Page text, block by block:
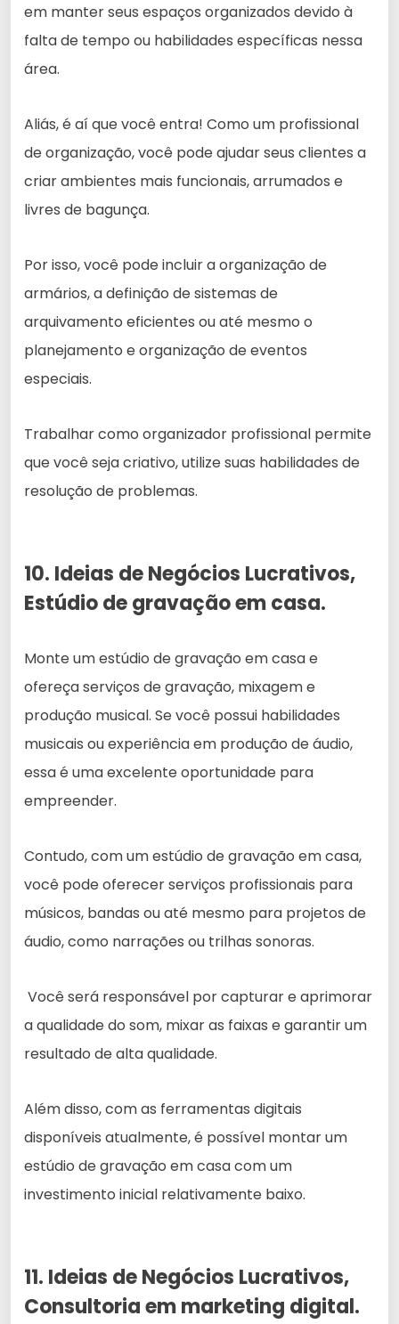
em manter seus espaços organizados devido à
falta de tempo ou habilidades específicas nessa
área.
Aliás, é aí que você entra! Como um profissional
de organização, você pode ajudar seus clientes a
criar ambientes mais funcionais, arrumados e
livres de bagunça.
Por isso, você pode incluir a organização de
armários, a definição de sistemas de
arquivamento eficientes ou até mesmo o
planejamento e organização de eventos
especiais.
Trabalhar como organizador profissional permite
que você seja criativo, utilize suas habilidades de
resolução de problemas.
10. Ideias de Negócios Lucrativos,
Estúdio de gravação em casa.
Monte um estúdio de gravação em casa e
ofereça serviços de gravação, mixagem e
produção musical. Se você possui habilidades
musicais ou experiência em produção de áudio,
essa é uma excelente oportunidade para
empreender.
Contudo, com um estúdio de gravação em casa,
você pode oferecer serviços profissionais para
músicos, bandas ou até mesmo para projetos de
áudio, como narrações ou trilhas sonoras.
Você será responsável por capturar e aprimorar
a qualidade do som, mixar as faixas e garantir um
resultado de alta qualidade.
Além disso, com as ferramentas digitais
disponíveis atualmente, é possível montar um
estúdio de gravação em casa com um
investimento inicial relativamente baixo.
11. Ideias de Negócios Lucrativos,
Consultoria em marketing digital.